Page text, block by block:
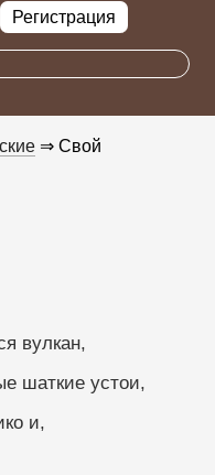
Регистрация
⇒ Свой
вулкан,
шаткие устои,
и,